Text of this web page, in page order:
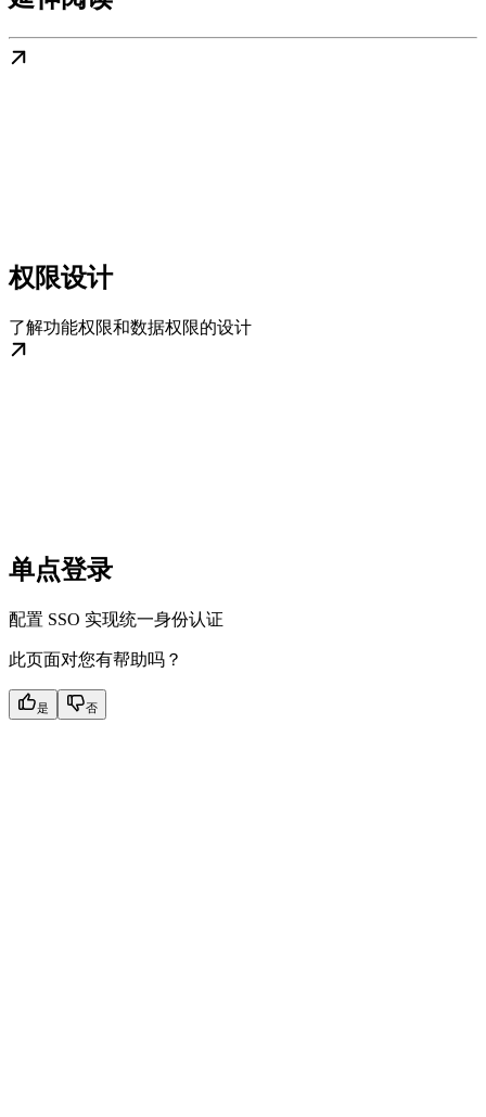
权限设计
了解功能权限和数据权限的设计
单点登录
配置 SSO 实现统一身份认证
此页面对您有帮助吗？
是 否